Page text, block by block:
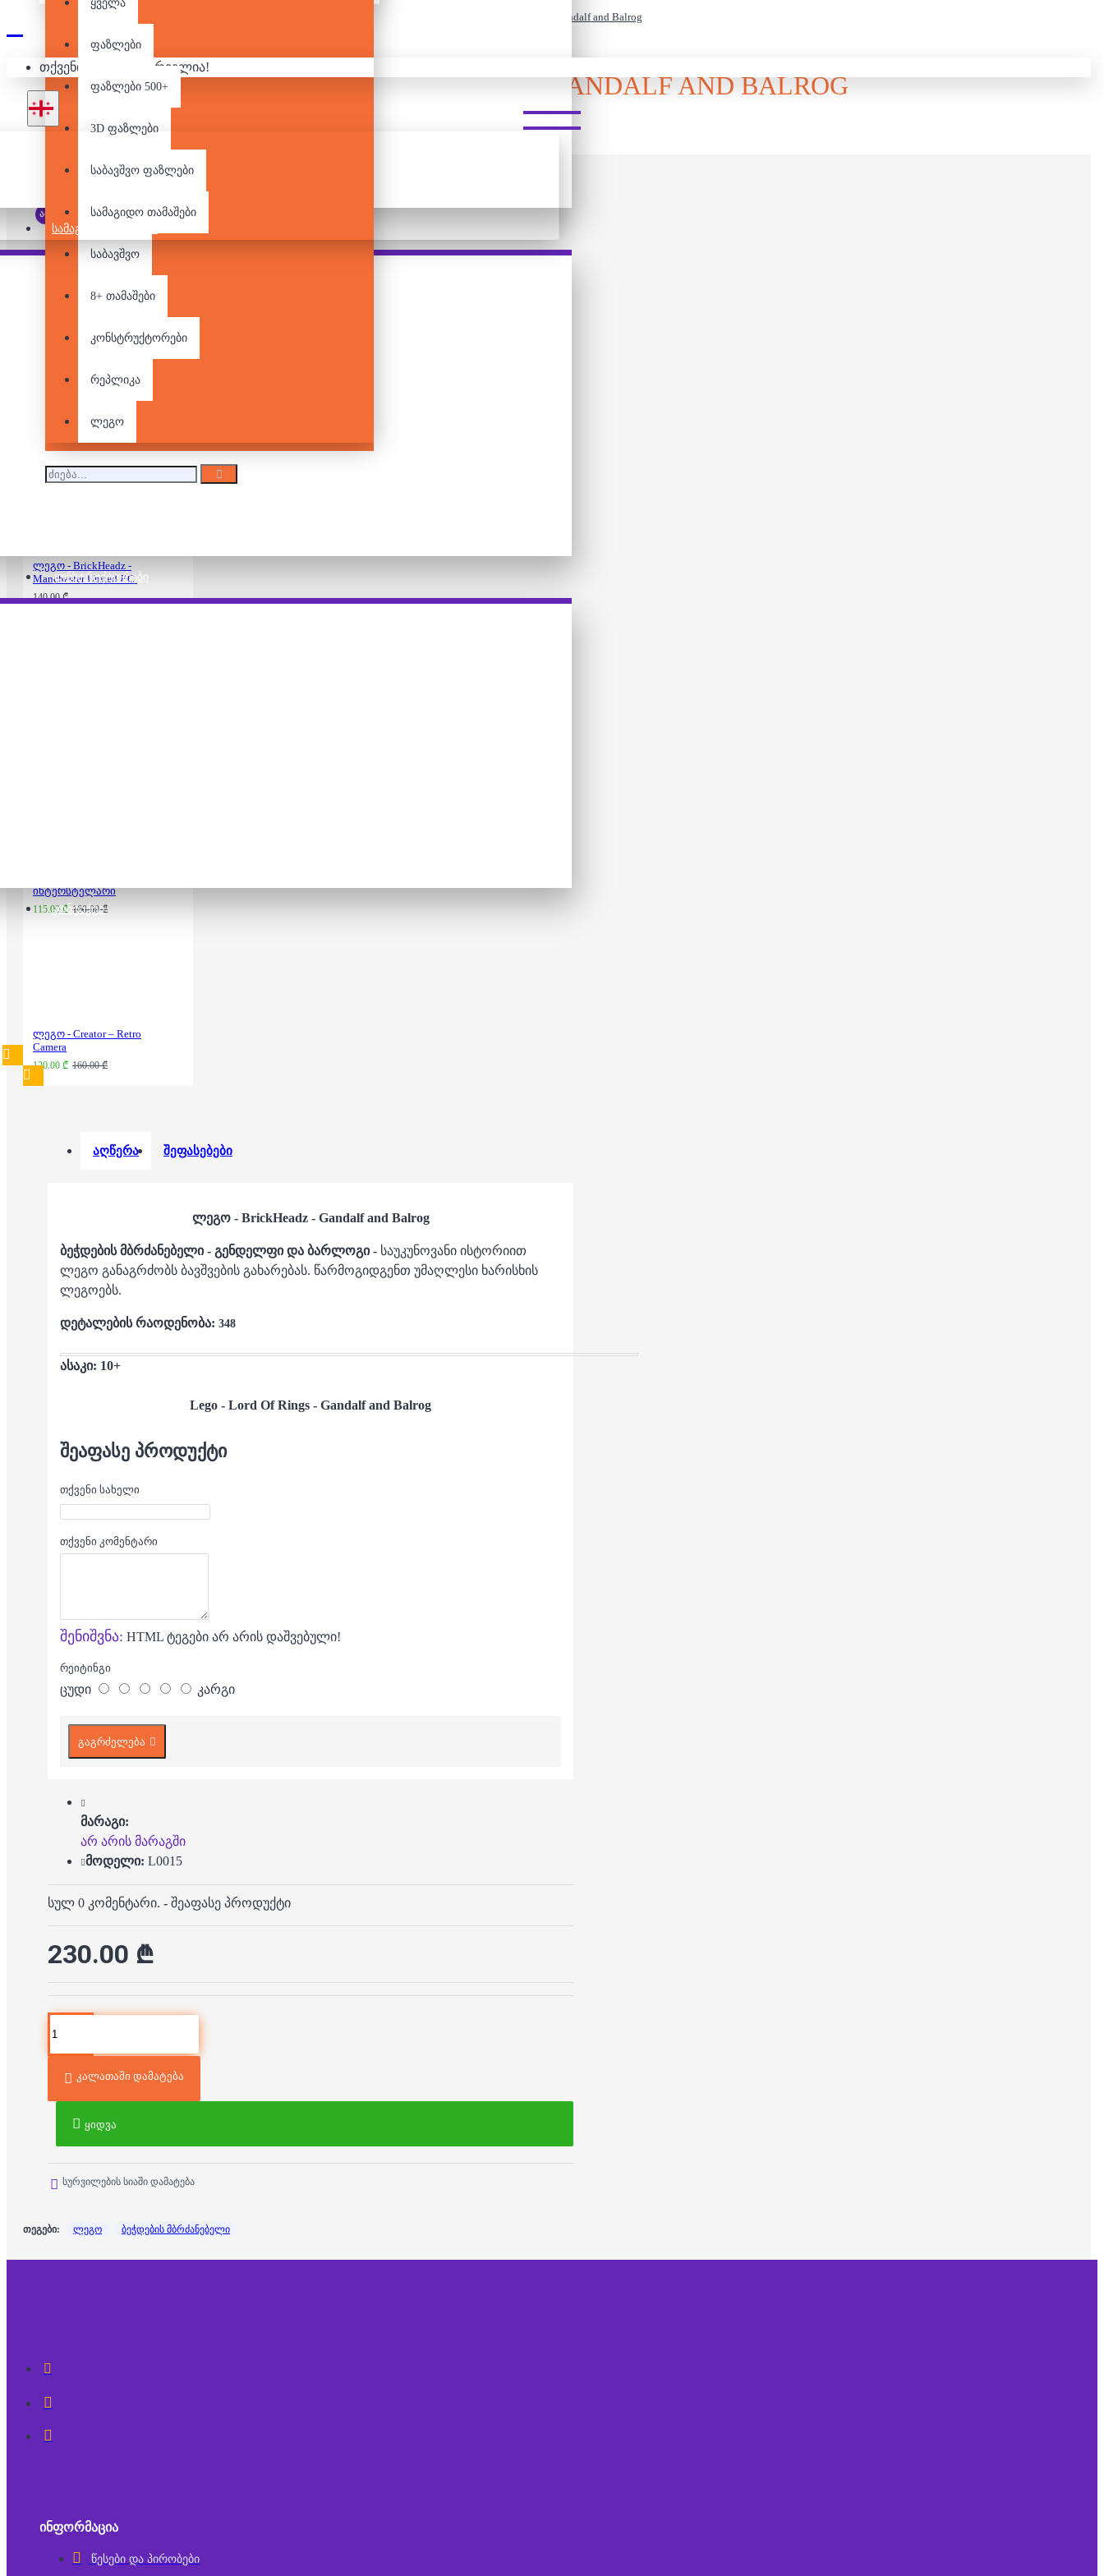
ᲡᲐᲛᲐᲒᲘᲓᲝ ᲗᲐᲛᲐᲨᲔᲑᲘ
ᲙᲝᲜᲡᲢᲠᲣᲥᲢᲝᲠᲔᲑᲘ
ᲙᲝᲜᲢᲐᲥᲢᲘ
ყველა
ფაზლები
ფაზლები 500+
3D ფაზლები
საბავშვო ფაზლები
სამაგიდო თამაშები
საბავშვო
8+ თამაშები
კონსტრუქტორები
რეპლიკა
ლეგო
თქვენი კალათა ცარიელია!
ლეგო - BrickHeadz - Gandalf and Balrog
ᲚᲔᲒᲝ - BRICKHEADZ - GANDALF AND BALROG
არ არის მარაგში
Pair it With
FC Barcelona
140.00 ₾
ლეგო - BrickHeadz -
Manchester United F.C.
140.00 ₾
ინტერსტელარი
115.00 ₾ 160.00 ₾
ლეგო - Creator – Retro
Camera
120.00 ₾ 160.00 ₾
აღწერა შეფასებები
ლეგო - BrickHeadz - Gandalf and Balrog
ბეჭდების მბრძანებელი - გენდელფი და ბარლოგი - საუკუნოვანი ისტორიით
ლეგო განაგრძობს ბავშვების გახარებას. წარმოგიდგენთ უმაღლესი ხარისხის
ლეგოებს.
დეტალების რაოდენობა: 348
ასაკი: 10+
Lego - Lord Of Rings - Gandalf and Balrog
ᲨᲔᲐᲤᲐᲡᲔ ᲞᲠᲝᲓᲣᲥᲢᲘ
თქვენი სახელი
თქვენი კომენტარი
შენიშვნა: HTML ტეგები არ არის დაშვებული!
რეიტინგი
ცუდი კარგი
გაგრძელება
მარაგი:
არ არის მარაგში
მოდელი: L0015
სულ 0 კომენტარი. - შეაფასე პროდუქტი
230.00 ₾
კალათაში დამატება
ყიდვა
სურვილების სიაში დამატება
თეგები: ლეგო ბეჭდების მბრძანებელი
ᲘᲜᲤᲝᲠᲛᲐᲪᲘᲐ
წესები და პირობები